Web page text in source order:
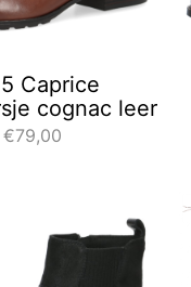
Caprice
cognac leer
€79,00